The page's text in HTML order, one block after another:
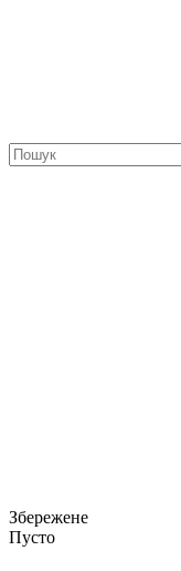
Збережене
Пусто